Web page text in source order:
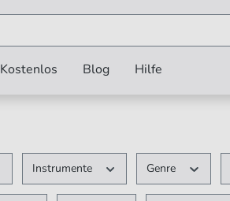
Kostenlos Blog Hilfe
Instrumente Genre